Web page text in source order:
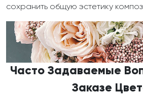
сохранить общую эстетику
Часто Задаваемые
Заказе